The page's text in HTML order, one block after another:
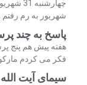
شهریور به رم رفتم
پاسخ به چند
هفته پیش هم پنج
فکر می کردم
سیمای آیت